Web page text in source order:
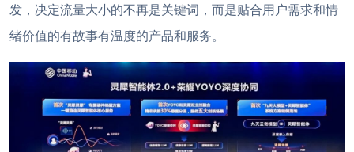
发，决定流量大小的不再是关键词，而是贴合用户需求和情
绪价值的有故事有温度的产品和服务。